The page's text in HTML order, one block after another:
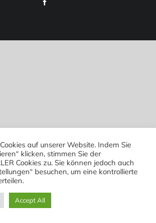
auf unserer Website. Indem Sie
klicken, stimmen Sie der
Cookies zu. Sie können jedoch auch
besuchen, um eine kontrollierte
Accept All